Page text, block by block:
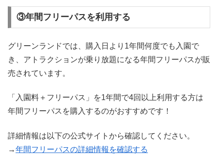
③年間フリーパスを利用する
グリーンランドでは、購入日より1年間何度でも入園で
き、アトラクションが乗り放題になる年間フリーパスが販
売されています。
「入園料＋フリーパス」を1年間で4回以上利用する方は
年間フリーパスを購入するのがおすすめです！
詳細情報は以下の公式サイトから確認してください。
→年間フリーパスの詳細情報を確認する